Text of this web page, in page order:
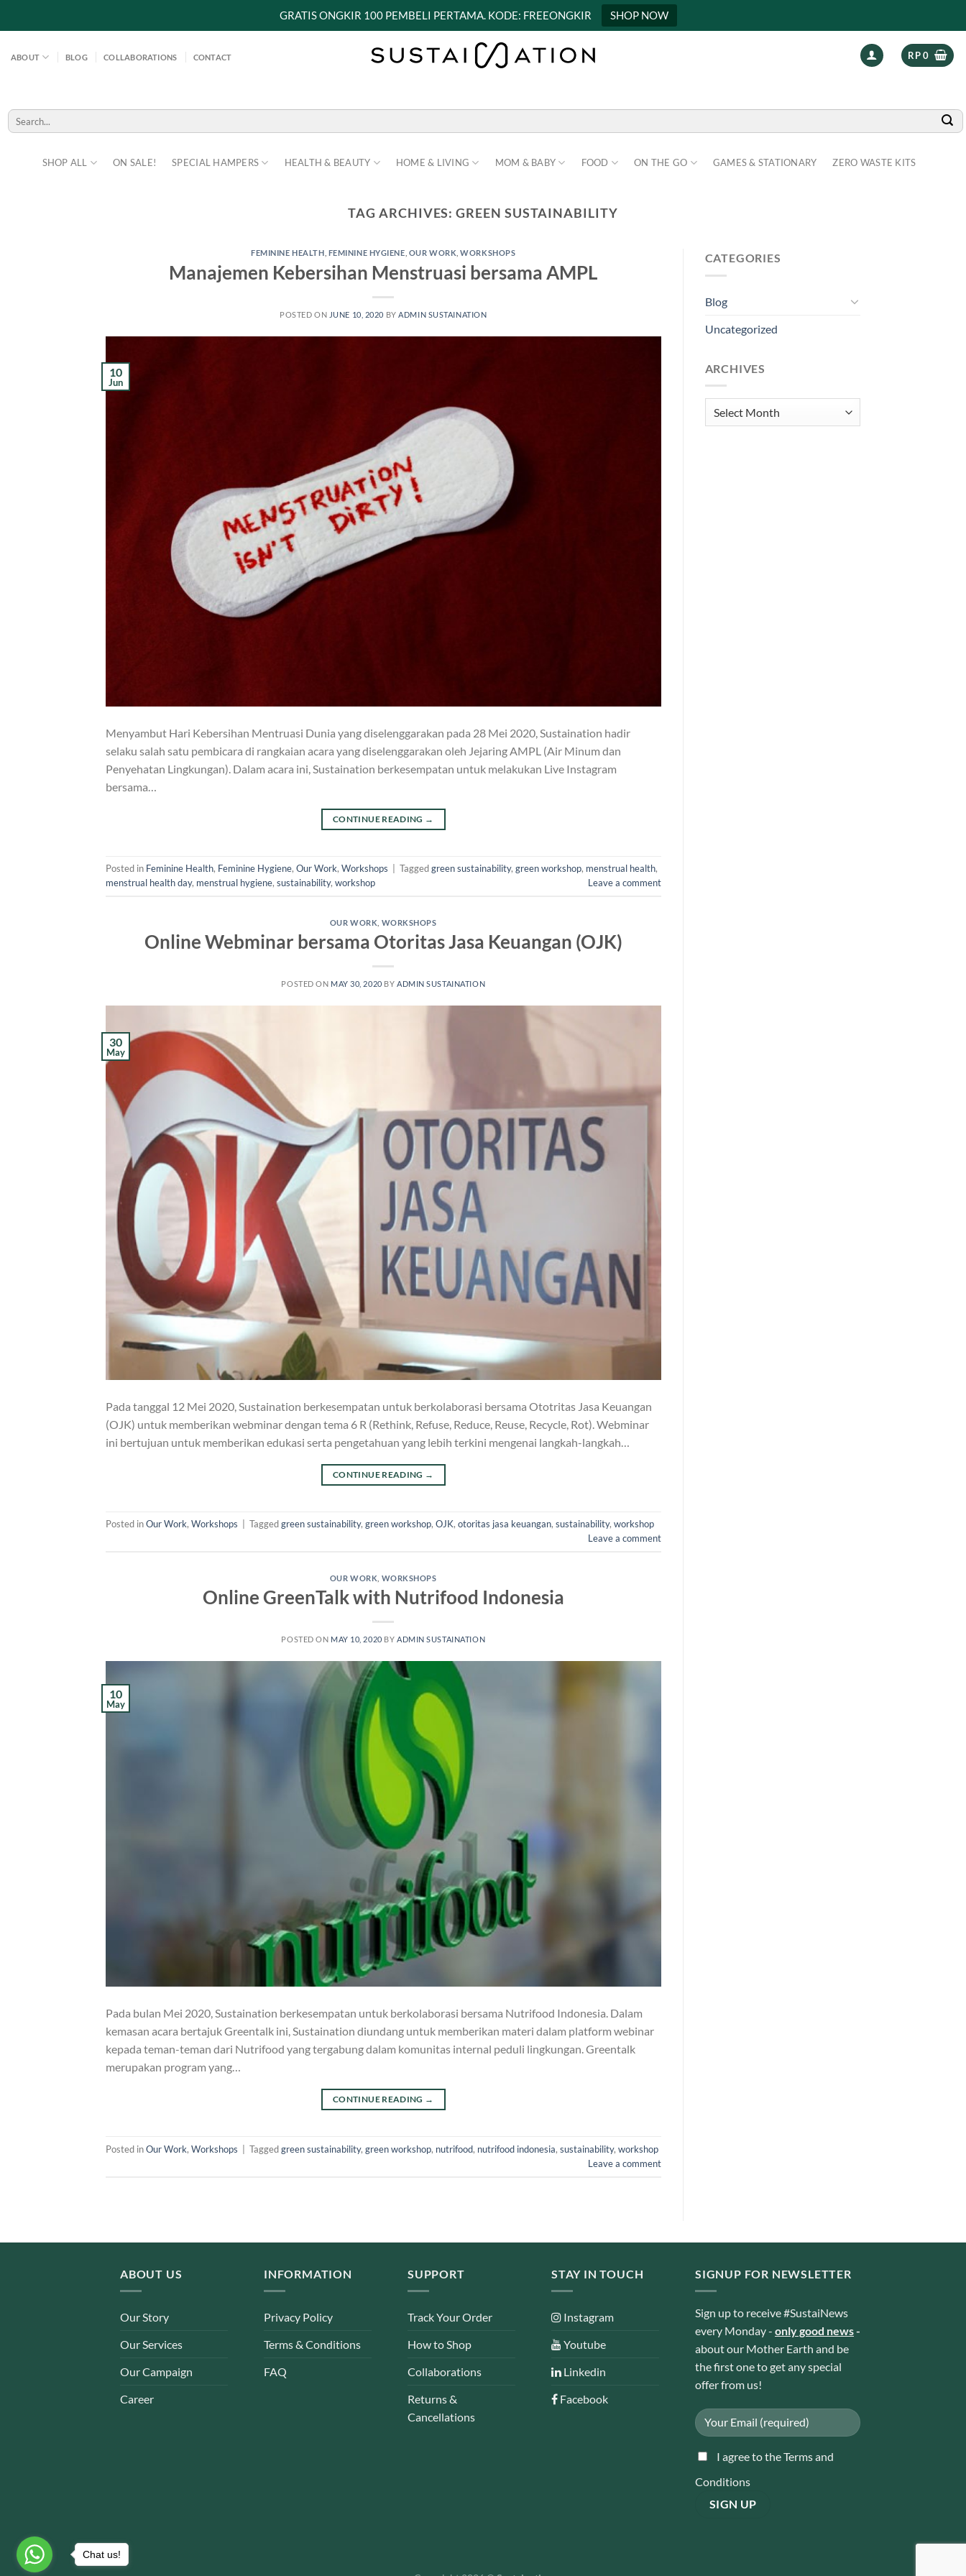
GRATIS ONGKIR 100 PEMBELI PERTAMA. KODE: FREEONGKIR SHOP NOW
ABOUT BLOG COLLABORATIONS CONTACT RP0
SHOP ALL ON SALE! SPECIAL HAMPERS HEALTH & BEAUTY HOME & LIVING MOM & BABY FOOD ON THE GO GAMES & STATIONARY ZERO WASTE KITS
Search
for:
TAG ARCHIVES:GREEN SUSTAINABILITY
FEMININE HEALTH FEMININE HYGIENE OUR WORK ,WORKSHOPS
Manajemen Kebersihan Menstruasi bersama AMPL
POSTED ON JUNE 10, 2020 BYADMIN SUSTAINATION
10
Jun
Menyambut Hari Kebersihan Mentruasi Dunia yang diselenggarakan pada 28 Mei 2020, Sustaination hadir
selaku salah satu pembicara di rangkaian acara yang diselenggarakan oleh Jejaring AMPL (Air Minum dan
Penyehatan Lingkungan). Dalam acara ini, Sustaination berkesempatan untuk melakukan Live Instagram
bersama…
CONTINUE READING →
Posted in Feminine Health, Feminine Hygiene, Our Work, Workshops Taggedgreen sustainability, green workshop, menstrual health,
menstrual health day, menstrual hygiene, sustainability, workshop Leave a comment
OUR WORK WORKSHOPS
Online Webminar bersama Otoritas Jasa Keuangan (OJK)
POSTED ON MAY 30, 2020 BY ADMIN SUSTAINATION
30
May
Pada tanggal 12 Mei 2020, Sustaination berkesempatan untuk berkolaborasi bersama Ototritas Jasa Keuangan
(OJK) untuk memberikan webminar dengan tema 6 R (Rethink, Refuse, Reduce, Reuse, Recycle, Rot). Webminar
ini bertujuan untuk memberikan edukasi serta pengetahuan yang lebih terkini mengenai langkah-langkah…
CONTINUE READING →
Posted inOur Work, Workshops Taggedgreen sustainability, green workshop, OJK, otoritas jasa keuangan, sustainability, workshop
Leave a comment
OUR WORK WORKSHOPS
Online GreenTalk with Nutrifood Indonesia
POSTED ON MAY 10, 2020 BY ADMIN SUSTAINATION
10
May
Pada bulan Mei 2020, Sustaination berkesempatan untuk berkolaborasi bersama Nutrifood Indonesia. Dalam
kemasan acara bertajuk Greentalk ini, Sustaination diundang untuk memberikan materi dalam platform webinar
kepada teman-teman dari Nutrifood yang tergabung dalam komunitas internal peduli lingkungan. Greentalk
merupakan program yang…
CONTINUE READING →
Posted inOur Work, Workshops Taggedgreen sustainability, green workshop, nutrifood, nutrifood indonesia, sustainability, workshop
Leave a comment
CATEGORIES
Blog
Uncategorized
ARCHIVES
ABOUT US
Our Story
Our Services
Our Campaign
Career
INFORMATION
Privacy Policy
Terms & Conditions
FAQ
SUPPORT
Track Your Order
How to Shop
Collaborations
Returns &
Cancellations
STAY IN TOUCH
Instagram
Youtube
Linkedin
Facebook
SIGNUP FOR NEWSLETTER
Sign up to receive #SustaiNews
every Monday - only good news-
about our Mother Earth and be
the first one to get any special
offer from us!
I agree to the Terms and
Conditions
Chat us!